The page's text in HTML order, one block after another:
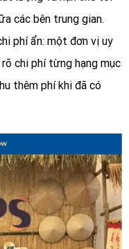
các bên trung gian.
phí ẩn: một đơn vị uy
chi phí từng hạng mục
thêm phí khi đã có